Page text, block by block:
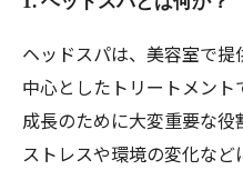
ヘッドスパは、美容室で
中心としたトリートメン
成長のために大変重要な役
ストレスや環境の変化な